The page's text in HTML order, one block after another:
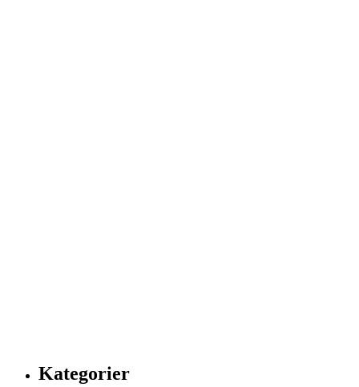
Kategorier